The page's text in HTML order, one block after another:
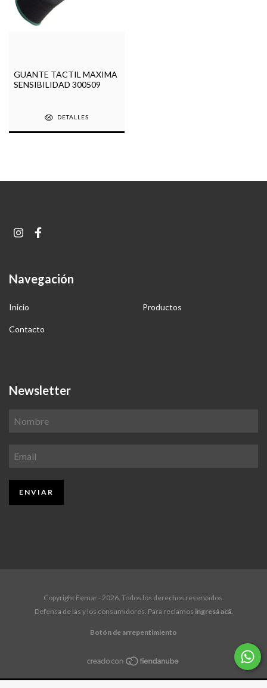
GUANTE TACTIL MAXIMA
SENSIBILIDAD 300509
DETALLES
Navegación
Inicio Productos
Contacto
Newsletter
Copyright Femar - 2026. Todos los derechos reservados.
Defensa de las y los consumidores. Para reclamos ingresá acá.
Botón de arrepentimiento